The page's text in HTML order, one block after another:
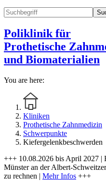
Poliklinik für
Prothetische
und Biomaterialien
You are here:
Kliniken
Prothetische Zahnmedizin
Schwerpunkte
Kiefergelenkbeschwerden
+++ 10.08.2026 bis April 2027 |
Münster an der Albert-
zu rechnen | Mehr Infos +++